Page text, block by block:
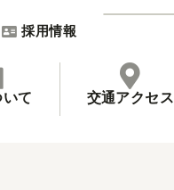
採用情報
て 交通アクセス